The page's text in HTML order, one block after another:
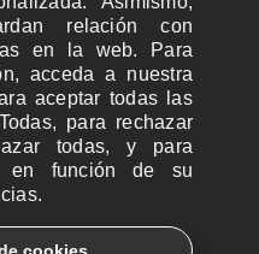
PARA DONAR
relación con
en la web. Para
acceda a nuestra
aceptar todas las
para rechazar
todas, y para
en función de su